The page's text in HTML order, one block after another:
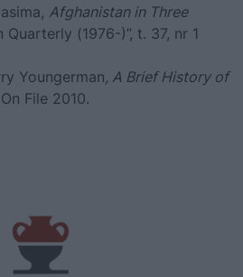
Afghanistan in Three
Quarterly (1976-)”, t. 37, nr 1
Youngerman, A Brief History of
File 2010.